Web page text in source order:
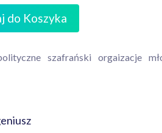
do Koszyka
szafrański orgaizacje